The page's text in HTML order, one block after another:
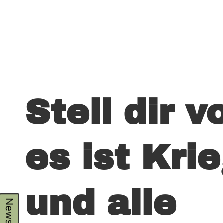
Stell dir
es ist
und alle